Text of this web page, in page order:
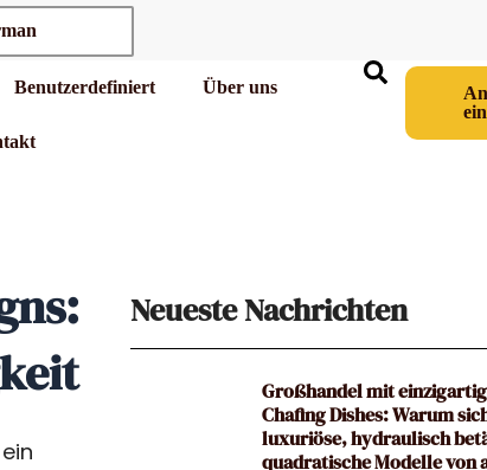
Benutzerdefiniert Über uns
Neueste Nachrichten
Großhandel mit
Chafing Dishes: Warum
luxuriöse, hydraulisch
quadratische Modelle von